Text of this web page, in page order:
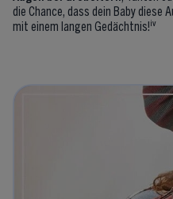
die Chance, dass dein Baby diese
mit einem langen Gedächtnis!iv